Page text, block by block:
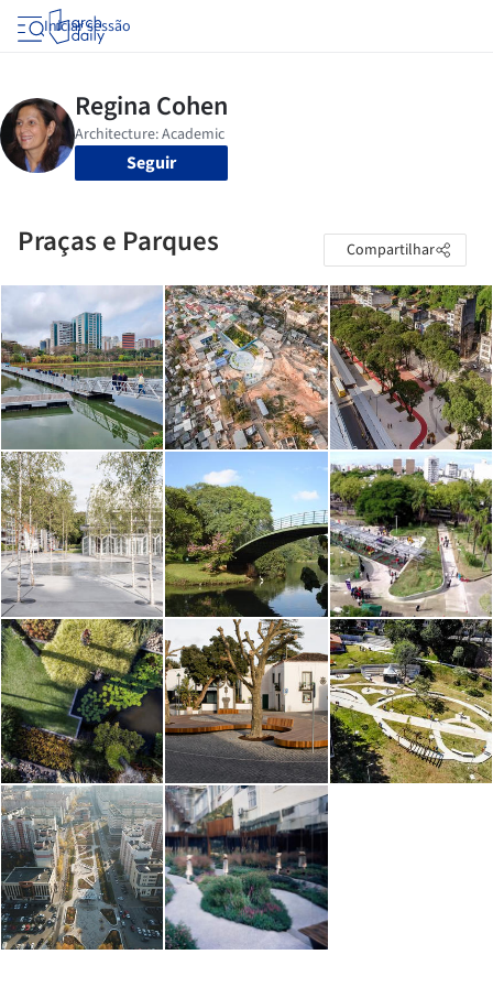
Iniciar sessão
Seguir
Praças e Parques Compartilhar